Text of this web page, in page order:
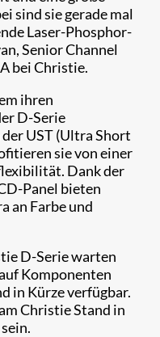
sind sie gerade mal
Laser-Phosphor-
Senior Channel
bei Christie.
ihren
D-Serie
UST (Ultra Short
sie von einer
Dank der
Panel bieten
an Farbe und
D-Serie warten
Komponenten
in Kürze verfügbar.
Christie Stand in